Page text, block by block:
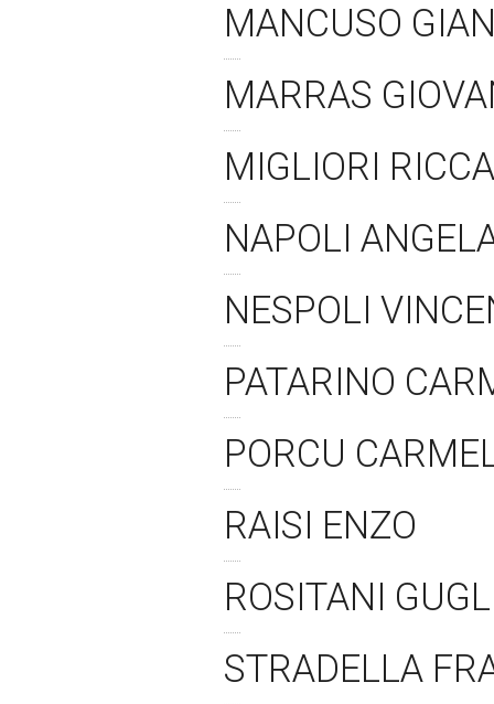
MANCUSO
MARRAS
MIGLIORI
NAPOLI
NESPOLI
PATARINO
PORCU
RAISI ENZO
ROSITANI
STRADELLA